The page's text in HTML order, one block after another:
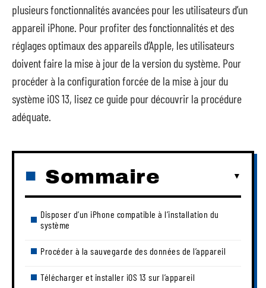
plusieurs fonctionnalités avancées pour les utilisateurs d’un
appareil iPhone. Pour profiter des fonctionnalités et des
réglages optimaux des appareils d’Apple, les utilisateurs
doivent faire la mise à jour de la version du système. Pour
procéder à la configuration forcée de la mise à jour du
système iOS 13, lisez ce guide pour découvrir la procédure
adéquate.
Sommaire
Disposer d’un iPhone compatible à l’installation du
système
Procéder à la sauvegarde des données de l’appareil
Télécharger et installer iOS 13 sur l’appareil